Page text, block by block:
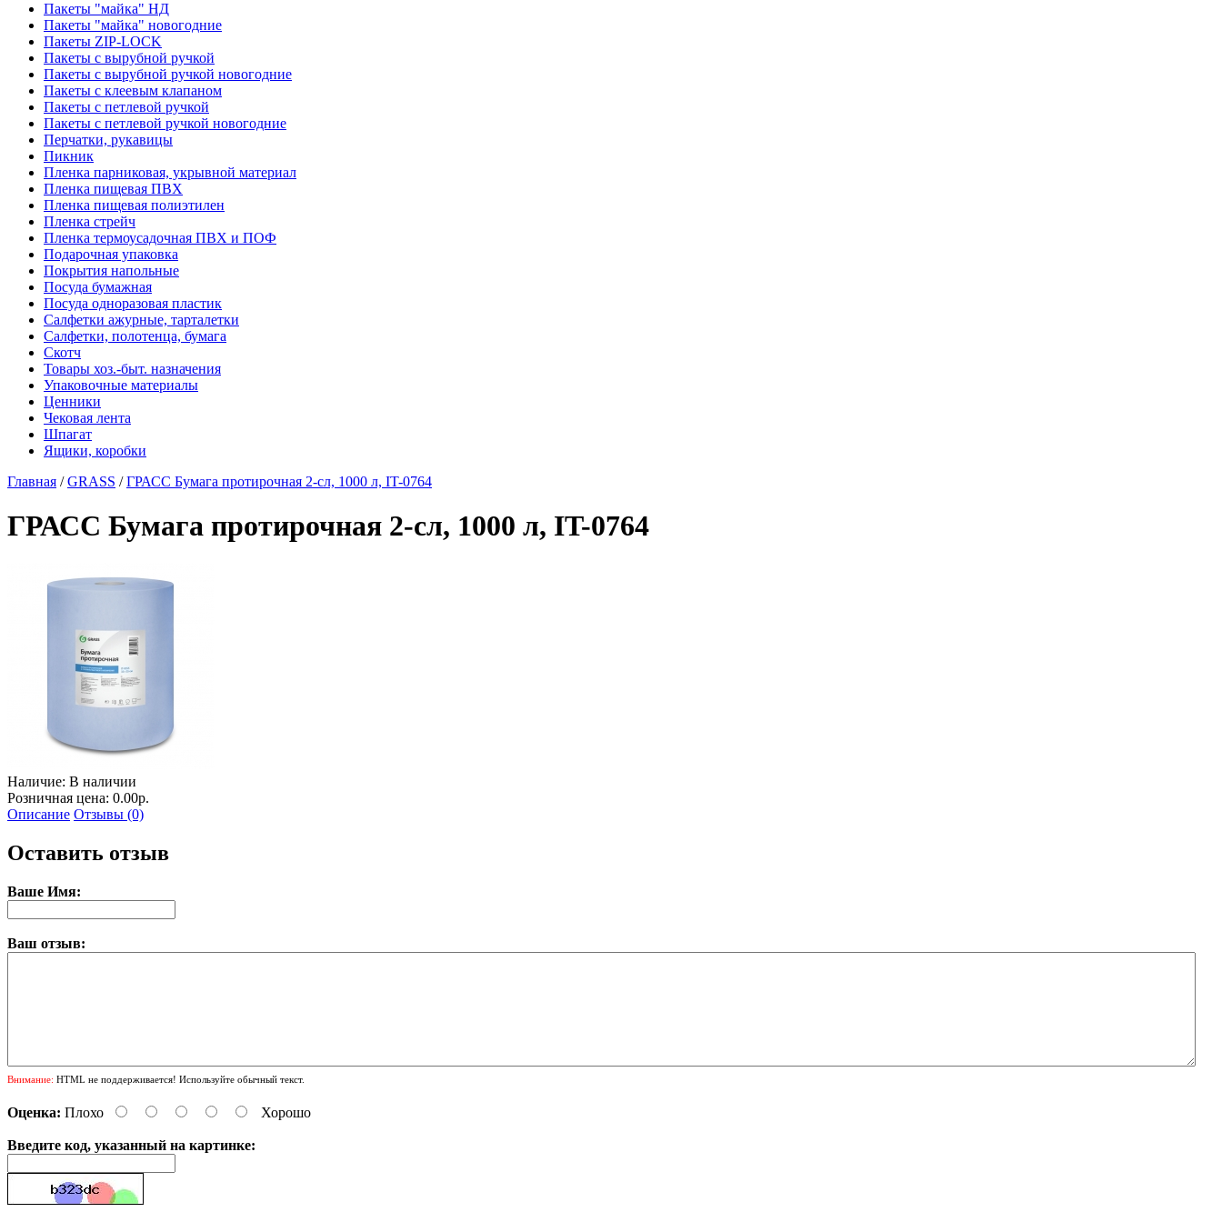
Пакеты "майка" НД
Пакеты "майка" новогодние
Пакеты ZIP-LOCK
Пакеты с вырубной ручкой
Пакеты с вырубной ручкой новогодние
Пакеты с клеевым клапаном
Пакеты с петлевой ручкой
Пакеты с петлевой ручкой новогодние
Перчатки, рукавицы
Пикник
Пленка парниковая, укрывной материал
Пленка пищевая ПВХ
Пленка пищевая полиэтилен
Пленка стрейч
Пленка термоусадочная ПВХ и ПОФ
Подарочная упаковка
Покрытия напольные
Посуда бумажная
Посуда одноразовая пластик
Салфетки ажурные, тарталетки
Салфетки, полотенца, бумага
Скотч
Товары хоз.-быт. назначения
Упаковочные материалы
Ценники
Чековая лента
Шпагат
Ящики, коробки
Главная /GRASS /ГРАСС Бумага протирочная 2-сл, 1000 л, IT-0764
ГРАСС Бумага протирочная 2-сл, 1000 л, IT-0764
Наличие: В наличии
Розничная цена: 0.00р.
Описание Отзывы (0)
Оставить отзыв
Ваше Имя:
Ваш отзыв:
Внимание: HTML не поддерживается! Используйте обычный текст.
Оценка: Плохо Хорошо
Введите код, указанный на картинке: